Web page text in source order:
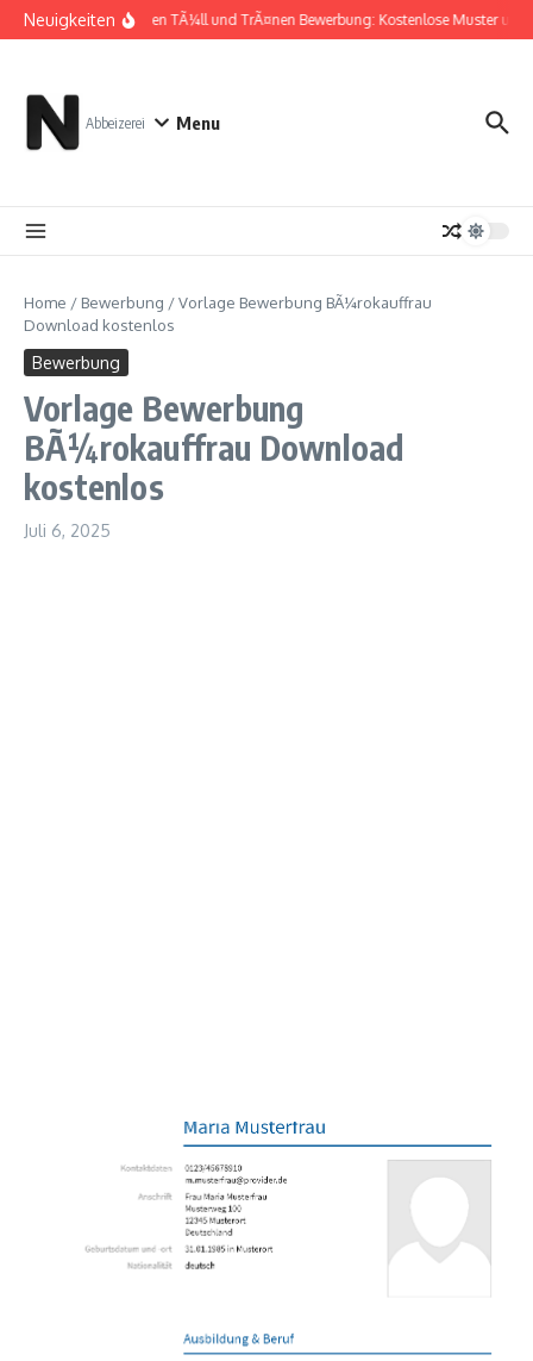
Zum Inhalt springen
NeuigkeitenZwischen TÃ¼ll und TrÃ¤nen Bewerbung: Kostenlose Muster und
Abbeizerei Menu
Home / Bewerbung /Vorlage Bewerbung BÃ¼rokauffrau
Download kostenlos
Bewerbung
Vorlage Bewerbung
BÃ¼rokauffrau Download
kostenlos
Juli 6, 2025